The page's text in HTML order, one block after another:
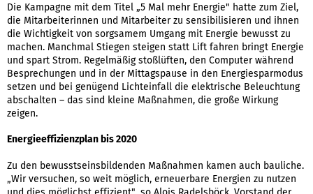
Die Kampagne mit dem Titel „5 Mal mehr Energie" hatte zum Ziel,
die Mitarbeiterinnen und Mitarbeiter zu sensibilisieren und ihnen
die Wichtigkeit von sorgsamem Umgang mit Energie bewusst zu
machen. Manchmal Stiegen steigen statt Lift fahren bringt Energie
und spart Strom. Regelmäßig stoßlüften, den Computer während
Besprechungen und in der Mittagspause in den Energiesparmodus
setzen und bei genügend Lichteinfall die elektrische Beleuchtung
abschalten – das sind kleine Maßnahmen, die große Wirkung
zeigen.
Energieeffizienzplan bis 2020
Zu den bewusstseinsbildenden Maßnahmen kamen auch bauliche.
„Wir versuchen, so weit möglich, erneuerbare Energien zu nutzen